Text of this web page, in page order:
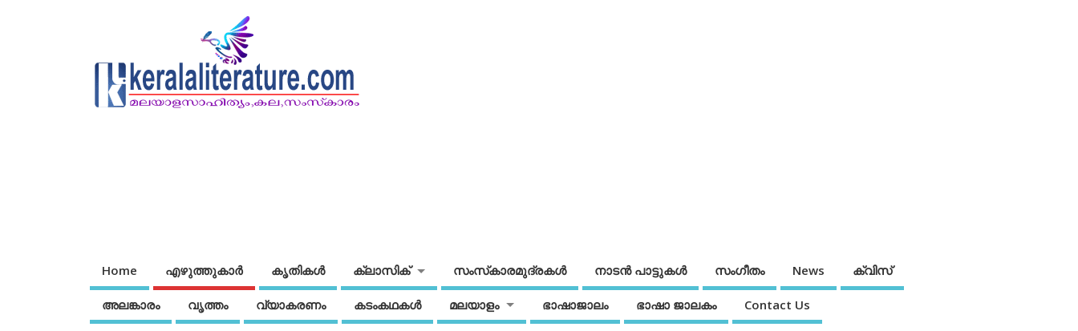
Home എഴുത്തുകാര്‍ കൃതികൾ ക്ലാസിക് സംസ്‌കാരമുദ്രകള്‍ നാടന്‍ പാട്ടുകള്‍ സംഗീതം News ക്വിസ്
അലങ്കാരം വൃത്തം വ്യാകരണം കടംകഥകള്‍ മലയാളം ഭാഷാജാലം ഭാഷാ ജാലകം Contact Us